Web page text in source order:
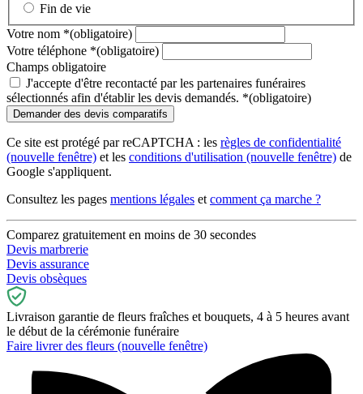
Fin de vie
Votre nom *(obligatoire)
Votre téléphone *(obligatoire)
Champs obligatoire
J'accepte d'être recontacté par les partenaires funéraires
sélectionnés afin d'établir les devis demandés. *(obligatoire)
Ce site est protégé par reCAPTCHA : les règles de confidentialité
(nouvelle fenêtre) et les conditions d'utilisation (nouvelle fenêtre) de
Google s'appliquent.
Consultez les pages mentions légales et comment ça marche ?
Comparez gratuitement en moins de 30 secondes
Devis marbrerie
Devis assurance
Devis obsèques
Livraison garantie de fleurs fraîches et bouquets, 4 à 5 heures avant
le début de la cérémonie funéraire
Faire livrer des fleurs (nouvelle fenêtre)